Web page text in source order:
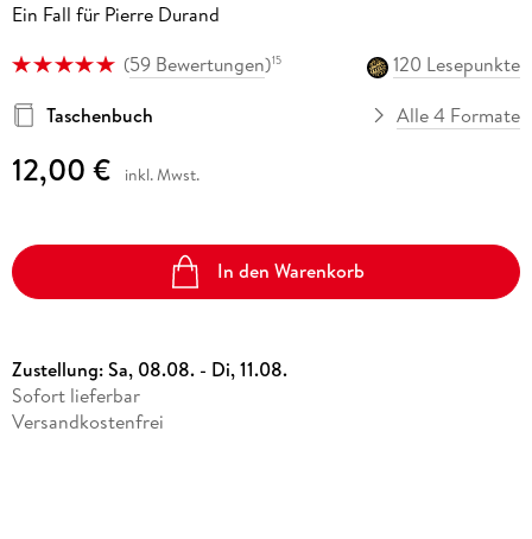
Ein Fall für Pierre Durand
(59 Bewertungen)15
120 Lesepunkte
Taschenbuch
Alle 4 Formate
12,00 € inkl. Mwst.
In den Warenkorb
Zustellung:Sa, 08.08. - Di, 11.08.
Sofort lieferbar
Versandkostenfrei